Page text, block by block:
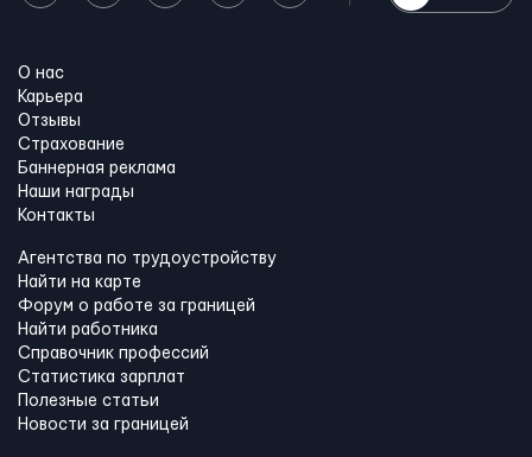
О нас
Карьера
Отзывы
Страхование
Баннерная реклама
Наши награды
Контакты
Агентства по трудоустройству
Найти на карте
Форум о работе за границей
Найти работника
Справочник профессий
Статистика зарплат
Полезные статьи
Новости за границей